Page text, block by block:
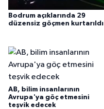
Bodrum açıklarında 29
düzensiz göçmen kurtarıldı
AB, bilim insanlarının
Avrupa'ya göç etmesini
teşvik edecek